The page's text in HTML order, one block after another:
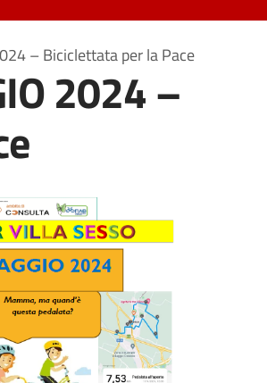
– Biciclettata per la Pace
2024 –